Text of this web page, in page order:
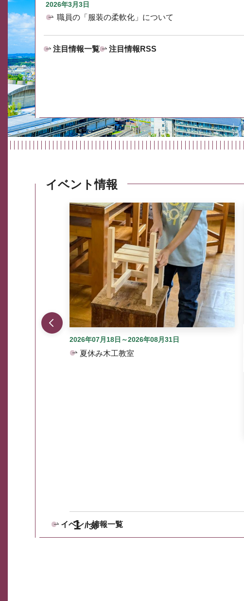
2026年3月3日
職員の「服装の柔軟化」について
注目情報一覧 注目情報RSS
イベント情報
1 30
2026年07月18日～2026年08月31日
夏休み木工教室
イベント情報一覧